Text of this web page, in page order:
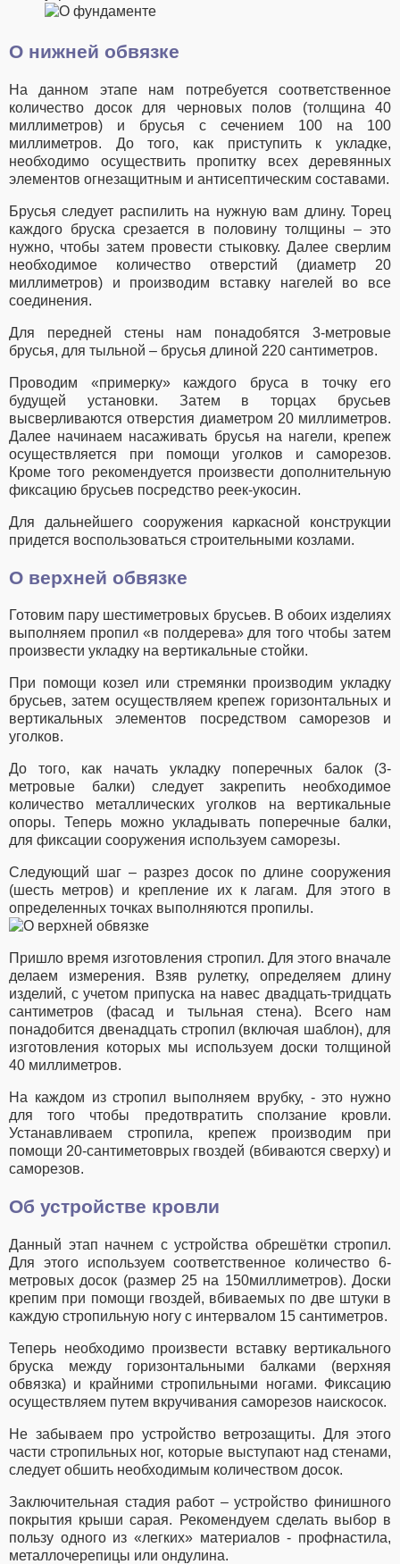
О нижней обвязке
На данном этапе нам потребуется соответственное
количество досок для черновых полов (толщина 40
миллиметров) и брусья с сечением 100 на 100
миллиметров. До того, как приступить к укладке,
необходимо осуществить пропитку всех деревянных
элементов огнезащитным и антисептическим составами.
Брусья следует распилить на нужную вам длину. Торец
каждого бруска срезается в половину толщины – это
нужно, чтобы затем провести стыковку. Далее сверлим
необходимое количество отверстий (диаметр 20
миллиметров) и производим вставку нагелей во все
соединения.
Для передней стены нам понадобятся 3-метровые
брусья, для тыльной – брусья длиной 220 сантиметров.
Проводим «примерку» каждого бруса в точку его
будущей установки. Затем в торцах брусьев
высверливаются отверстия диаметром 20 миллиметров.
Далее начинаем насаживать брусья на нагели, крепеж
осуществляется при помощи уголков и саморезов.
Кроме того рекомендуется произвести дополнительную
фиксацию брусьев посредство реек-укосин.
Для дальнейшего сооружения каркасной конструкции
придется воспользоваться строительными козлами.
О верхней обвязке
Готовим пару шестиметровых брусьев. В обоих изделиях
выполняем пропил «в полдерева» для того чтобы затем
произвести укладку на вертикальные стойки.
При помощи козел или стремянки производим укладку
брусьев, затем осуществляем крепеж горизонтальных и
вертикальных элементов посредством саморезов и
уголков.
До того, как начать укладку поперечных балок (3-
метровые балки) следует закрепить необходимое
количество металлических уголков на вертикальные
опоры. Теперь можно укладывать поперечные балки,
для фиксации сооружения используем саморезы.
Следующий шаг – разрез досок по длине сооружения
(шесть метров) и крепление их к лагам. Для этого в
определенных точках выполняются пропилы.
Пришло время изготовления стропил. Для этого вначале
делаем измерения. Взяв рулетку, определяем длину
изделий, с учетом припуска на навес двадцать-тридцать
сантиметров (фасад и тыльная стена). Всего нам
понадобится двенадцать стропил (включая шаблон), для
изготовления которых мы используем доски толщиной
40 миллиметров.
На каждом из стропил выполняем врубку, - это нужно
для того чтобы предотвратить сползание кровли.
Устанавливаем стропила, крепеж производим при
помощи 20-сантиметоврых гвоздей (вбиваются сверху) и
саморезов.
Об устройстве кровли
Данный этап начнем с устройства обрешётки стропил.
Для этого используем соответственное количество 6-
метровых досок (размер 25 на 150миллиметров). Доски
крепим при помощи гвоздей, вбиваемых по две штуки в
каждую стропильную ногу с интервалом 15 сантиметров.
Теперь необходимо произвести вставку вертикального
бруска между горизонтальными балками (верхняя
обвязка) и крайними стропильными ногами. Фиксацию
осуществляем путем вкручивания саморезов наискосок.
Не забываем про устройство ветрозащиты. Для этого
части стропильных ног, которые выступают над стенами,
следует обшить необходимым количеством досок.
Заключительная стадия работ – устройство финишного
покрытия крыши сарая. Рекомендуем сделать выбор в
пользу одного из «легких» материалов - профнастила,
металлочерепицы или ондулина.